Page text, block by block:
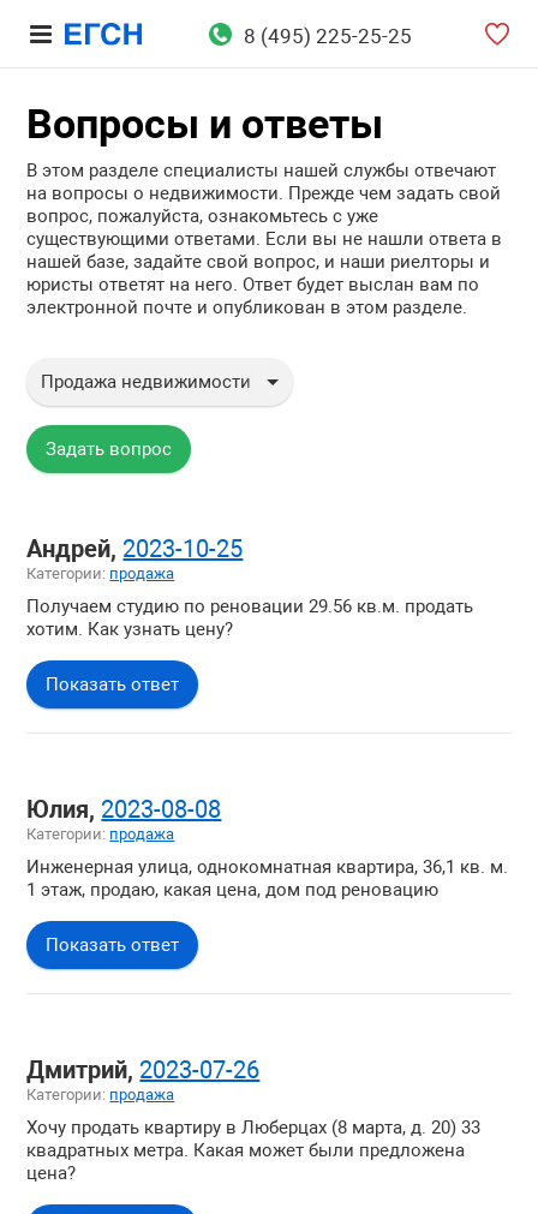
8 (495) 225-25-25
Вопросы и ответы
В этом разделе специалисты нашей службы отвечают
на вопросы о недвижимости. Прежде чем задать свой
вопрос, пожалуйста, ознакомьтесь с уже
существующими ответами. Если вы не нашли ответа в
нашей базе, задайте свой вопрос, и наши риелторы и
юристы ответят на него. Ответ будет выслан вам по
электронной почте и опубликован в этом разделе.
Продажа недвижимости
Все вопросы
Вопросы юристу
Покупка недвижимости
Загородная недвижимость
Коммерческая недвижимость
Зарубежная недвижимость
Вопросы о компании
Задать вопрос
Андрей, 2023-10-25
Категории: продажа
Получаем студию по реновации 29.56 кв.м. продать
хотим. Как узнать цену?
Показать ответ
Юлия, 2023-08-08
Категории: продажа
Инженерная улица, однокомнатная квартира, 36,1 кв. м.
1 этаж, продаю, какая цена, дом под реновацию
Показать ответ
Дмитрий, 2023-07-26
Категории: продажа
Хочу продать квартиру в Люберцах (8 марта, д. 20) 33
квадратных метра. Какая может были предложена
цена?